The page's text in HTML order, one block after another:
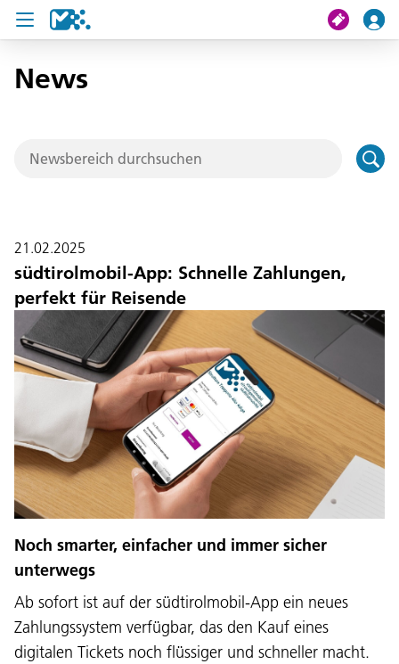
Suche
News
Projekte
Service und Kontakt
News
21.02.2025
südtirolmobil-App: Schnelle Zahlungen,
perfekt für Reisende
Noch smarter, einfacher und immer sicher
unterwegs
Ab sofort ist auf der südtirolmobil-App ein neues
Zahlungssystem verfügbar, das den Kauf eines
digitalen Tickets noch flüssiger und schneller macht.